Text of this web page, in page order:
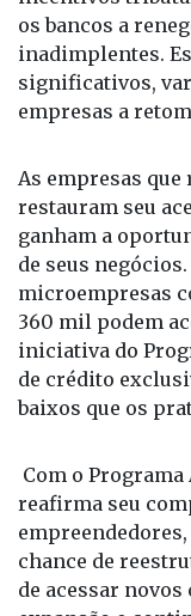
No Desenrola
ocorre
incentivos
inadimplentes.
significativos,
empresas a
As empresas
restauram seu
ganham a
de seus
microempresas
iniciativa do
de crédito
baixos que os
Com o Programa